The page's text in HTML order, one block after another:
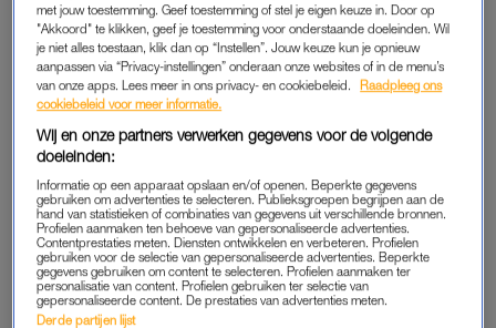
PREMIUM
LEES VERDER MET
PREMIUM
artikelen
Lees LINDA.magazine online
Geniet van te gekke winacties en
lekkere puzzels
met jouw toestemming. Geef toestemming of stel je eigen keuze in. Door op
"Akkoord" te klikken, geef je toestemming voor onderstaande doeleinden. Wil
je niet alles toestaan, klik dan op “Instellen”. Jouw keuze kun je opnieuw
aanpassen via “Privacy-instellingen” onderaan onze websites of in de menu’s
van onze apps. Lees meer in ons privacy- en cookiebeleid.
Raadpleeg ons
cookiebeleid voor meer informatie.
Wij en onze partners verwerken gegevens voor de volgende
doeleinden:
Informatie op een apparaat opslaan en/of openen. Beperkte gegevens
gebruiken om advertenties te selecteren. Publieksgroepen begrijpen aan de
hand van statistieken of combinaties van gegevens uit verschillende bronnen.
Profielen aanmaken ten behoeve van gepersonaliseerde advertenties.
Contentprestaties meten. Diensten ontwikkelen en verbeteren. Profielen
gebruiken voor de selectie van gepersonaliseerde advertenties. Beperkte
gegevens gebruiken om content te selecteren. Profielen aanmaken ter
personalisatie van content. Profielen gebruiken ter selectie van
gepersonaliseerde content. De prestaties van advertenties meten.
Derde partijen lijst